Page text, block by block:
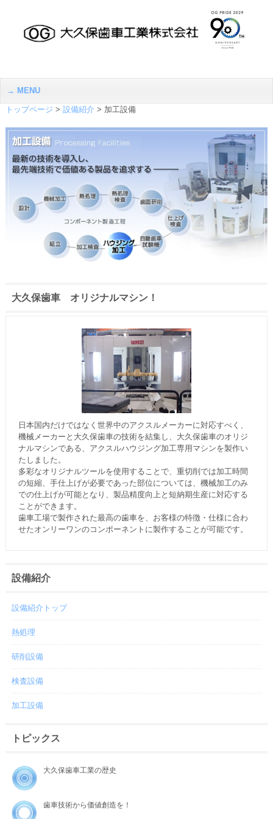
MENU
トップページ > 設備紹介 > 加工設備
大久保歯車 オリジナルマシン！
日本国内だけではなく世界中のアクスルメーカーに対応すべく、
機械メーカーと大久保歯車の技術を結集し、大久保歯車のオリジ
ナルマシンである、アクスルハウジング加工専用マシンを製作い
たしました。
多彩なオリジナルツールを使用することで、重切削では加工時間
の短縮、手仕上げが必要であった部位については、機械加工のみ
での仕上げが可能となり、製品精度向上と短納期生産に対応する
ことができます。
歯車工場で製作された最高の歯車を、お客様の特徴・仕様に合わ
せたオンリーワンのコンポーネントに製作することが可能です。
設備紹介
設備紹介トップ
熱処理
研削設備
検査設備
加工設備
トピックス
大久保歯車工業の歴史
歯車技術から価値創造を！